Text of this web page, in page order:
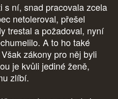
s ní, snad pracovala zcela
netoleroval, přešel
trestal a požadoval, nyní
A to ho také
zákony pro něj byli
je kvůli jediné ženě,
zlíbí.